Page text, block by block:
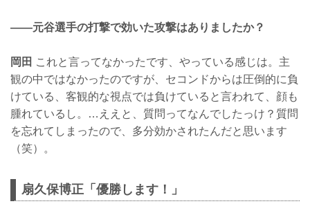
——元谷選手の打撃で効いた攻撃はありましたか？
岡田 これと言ってなかったです、やっている感じは。主
観の中ではなかったのですが、セコンドからは圧倒的に負
けている、客観的な視点では負けていると言われて、顔も
腫れているし。…ええと、質問ってなんでしたっけ？質問
を忘れてしまったので、多分効かされたんだと思います
（笑）。
扇久保博正「優勝します！」